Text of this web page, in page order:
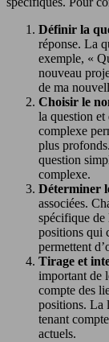
Définir la
réponse. La
exemple, «
nouveau
de ma
Choisir le
la question
complexe
plus
question
complexe.
Déterminer
associées.
spécifique de
positions qui
permettent
Tirage et
important de
compte des
positions. La
tenant
actuels.